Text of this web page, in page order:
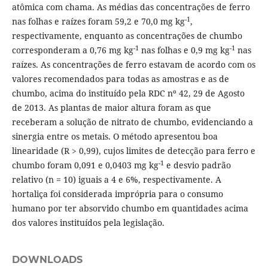
atômica com chama. As médias das concentrações de ferro
nas folhas e raízes foram 59,2 e 70,0 mg kg-1,
respectivamente, enquanto as concentrações de chumbo
corresponderam a 0,76 mg kg-1nas folhas e 0,9 mg kg-1nas
raízes. As concentrações de ferro estavam de acordo com os
valores recomendados para todas as amostras e as de
chumbo, acima do instituído pela RDC nº 42, 29 de Agosto
de 2013. As plantas de maior altura foram as que
receberam a solução de nitrato de chumbo, evidenciando a
sinergia entre os metais. O método apresentou boa
linearidade (R > 0,99), cujos limites de detecção para ferro e
chumbo foram 0,091 e 0,0403 mg kg-1e desvio padrão
relativo (n = 10) iguais a 4 e 6%, respectivamente. A
hortaliça foi considerada imprópria para o consumo
humano por ter absorvido chumbo em quantidades acima
dos valores instituídos pela legislação.
DOWNLOADS